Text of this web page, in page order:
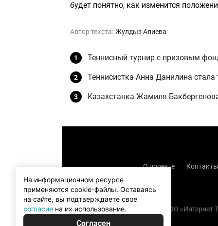
будет понятно, как изменится
Автор текста: Жулдыз Алиева
Теннисный турнир с призовым
Теннисистка Анна Данилина
Казахстанка Жамиля
О проекте Контакты
Copyright (с) TOO
На информационном ресурсе
применяются cookie-файлы. Оставаясь
на сайте, вы подтверждаете свое
согласие на их использование.
Согласен